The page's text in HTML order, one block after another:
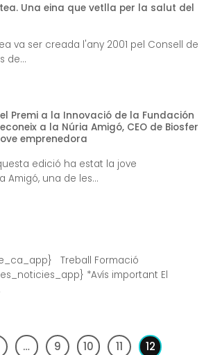
Una eina que vetlla per la salut del
va ser creada l'any 2001 pel Consell de
de...
Premi a la Innovació de la Fundación
a la Núria Amigó, CEO de Biosfer
emprenedora
edició ha estat la jove
Amigó, una de les...
Treball Formació
*Avís important El
… 9 10 11 12